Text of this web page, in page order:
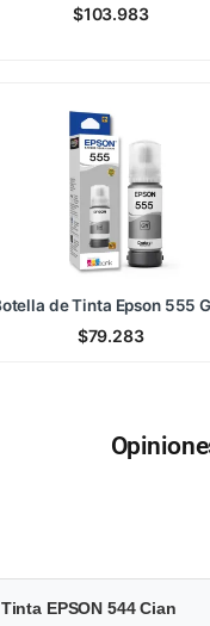
$103.983
de Tinta Epson 555
$79.283
EPSON 544 Cian